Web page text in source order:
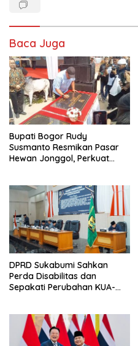
o
o
k
o
n
Baca Juga
Bupati Bogor Rudy
Susmanto Resmikan Pasar
Hewan Jonggol, Perkuat
DPRD Sukabumi Sahkan
Perda Disabilitas dan
Sepakati Perubahan KUA-